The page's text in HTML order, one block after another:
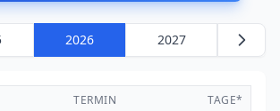
2026 2027
TERMIN
TAGE*